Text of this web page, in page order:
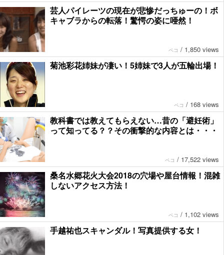
芸人パイレーツの現在が悲惨だっちゅーの！ボ
キャブラからの転落！驚愕の姿に唖然！
ペコ / 1,850 views
菊池彩花姉妹が凄い！5姉妹で3人が五輪出場！
ペコ / 168 views
教科書では教えてもらえない…昔の「避妊術」
って知ってる？？その衝撃的な内容とは・・・
ペコ / 17,522 views
桑名水郷花火大会2018の穴場や屋台情報！混雑
しないアクセス方法！
ペコ / 1,102 views
手越祐也スキャンダル！写真提供する女！